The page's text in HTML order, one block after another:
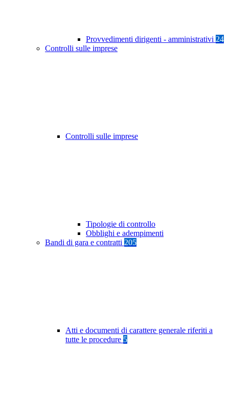
Provvedimenti dirigenti - amministrativi 24
Controlli sulle imprese
Controlli sulle imprese
Tipologie di controllo
Obblighi e adempimenti
Bandi di gara e contratti 205
Atti e documenti di carattere generale riferiti a
tutte le procedure 5